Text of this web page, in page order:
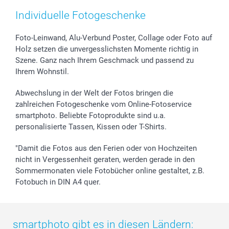
Zubehör & Material
Foto-Kalender & Agenden
Sticker & Etiketten
Geschenk-Gutscheine (PDF)
AGB
Presse
Partnerprogramme
Investor Relations
B2B smartbusiness
Widerrufsrecht
Muttertag
Kommunion & Konfirmation
Hochzeit
Geburtstag
Geburt
Zu allen Anlässen
Anmelden /Registrieren
Preise und Versandkosten
Lieferfristen
72h Lieferung
Zahlungsmöglichkeiten
Sitemap
Status der Bestellung
smartfriends
smartgarantie
smartbonus
Individuelle Fotogeschenke
Foto-Leinwand, Alu-Verbund Poster, Collage oder Foto auf
Holz setzen die unvergesslichsten Momente richtig in
Szene. Ganz nach Ihrem Geschmack und passend zu
Ihrem Wohnstil.
Abwechslung in der Welt der Fotos bringen die
zahlreichen Fotogeschenke vom Online-Fotoservice
smartphoto. Beliebte Fotoprodukte sind u.a.
personalisierte Tassen, Kissen oder T-Shirts.
"Damit die Fotos aus den Ferien oder von Hochzeiten
nicht in Vergessenheit geraten, werden gerade in den
Sommermonaten viele Fotobücher online gestaltet, z.B.
Fotobuch in DIN A4 quer.
smartphoto gibt es in diesen Ländern: